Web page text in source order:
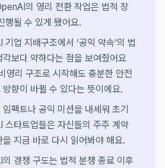
의 영리 전환 작업은 법적 장
행될 수 있게 됐어요.
기업 지배구조에서 ‘공익 약속’의 법
보다 약하다는 점을 보여줬어요
리 구조로 시작해도 충분한 안전
향이 바뀔 수 있다는 뜻이에요.
팩트나 공익 미션을 내세워 초기
스타트업들은 자신들의 주주 계약
지금 바로 다시 읽어봐야 해요.
경쟁 구도는 법적 분쟁 종료 이후